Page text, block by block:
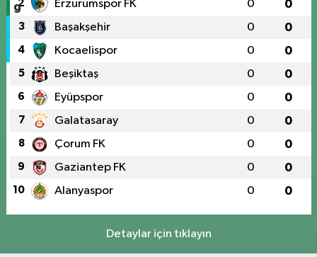
2 Erzurumspor FK 0 0
3 Başakşehir 0 0
4 Kocaelispor 0 0
5 Beşiktaş 0 0
6 Eyüpspor 0 0
7 Galatasaray 0 0
8 Çorum FK 0 0
9 Gaziantep FK 0 0
10 Alanyaspor 0 0
Detaylar için tıklayın